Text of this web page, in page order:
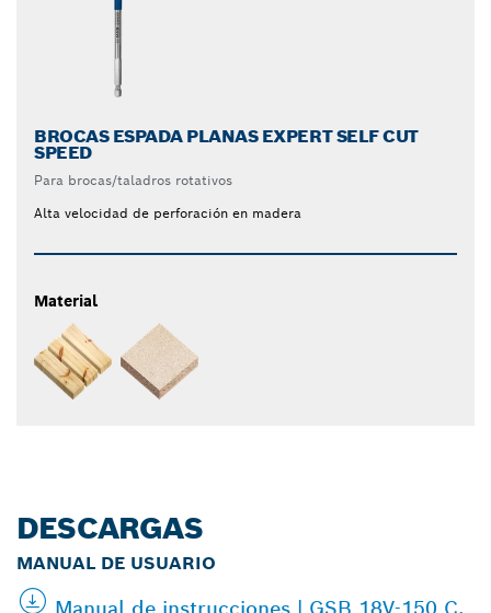
BROCAS ESPADA PLANAS EXPERT SELF CUT
SPEED
Para brocas/taladros rotativos
Alta velocidad de perforación en madera
Material
DESCARGAS
MANUAL DE USUARIO